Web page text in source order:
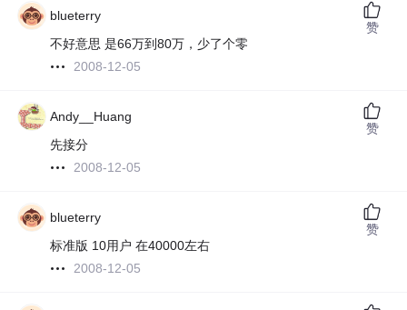
blueterry
不好意思 是66万到80万，少了个零
2008-12-05
赞
Andy__Huang
先接分
2008-12-05
赞
blueterry
标准版 10用户 在40000左右
2008-12-05
赞